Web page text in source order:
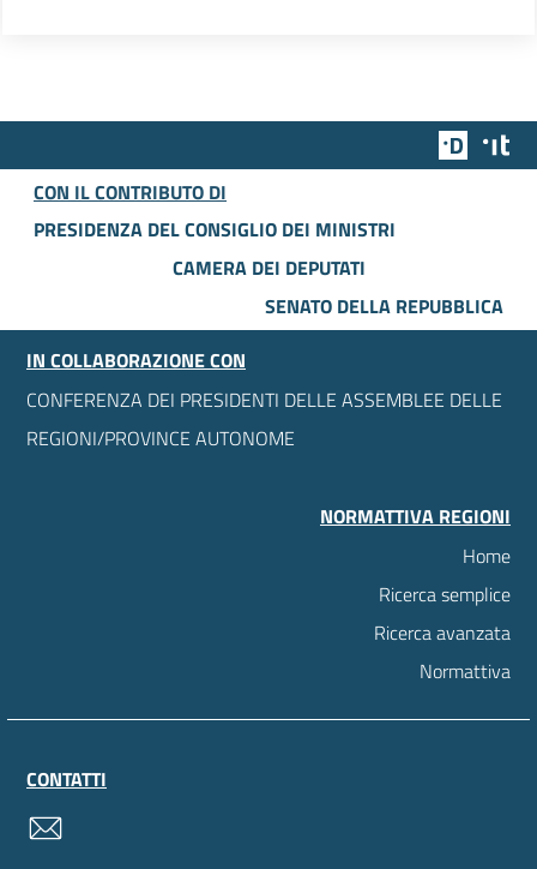
Team
CON IL CONTRIBUTO DI
PRESIDENZA DEL CONSIGLIO DEI MINISTRI
CAMERA DEI DEPUTATI
SENATO DELLA REPUBBLICA
IN COLLABORAZIONE CON
CONFERENZA DEI PRESIDENTI DELLE ASSEMBLEE DELLE
REGIONI/PROVINCE AUTONOME
NORMATTIVA REGIONI
Home
Ricerca semplice
Ricerca avanzata
Normattiva
CONTATTI